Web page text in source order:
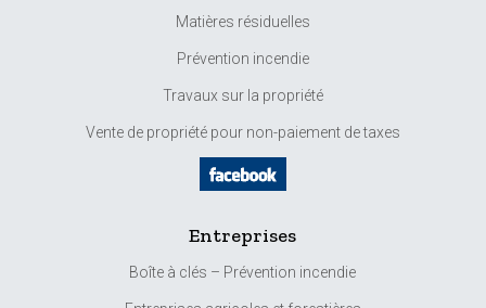
Matières résiduelles
Prévention incendie
Travaux sur la propriété
Vente de propriété pour non-paiement de taxes
Entreprises
Boîte à clés – Prévention incendie